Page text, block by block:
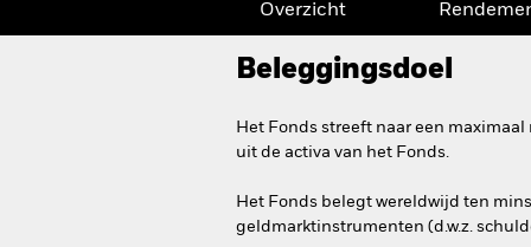
Overzicht
Beleggingsdoel
Het Fonds streeft naar een
uit de activa van het Fonds.
Het Fonds belegt wereldwijd ten
geldmarktinstrumenten (d.w.z.